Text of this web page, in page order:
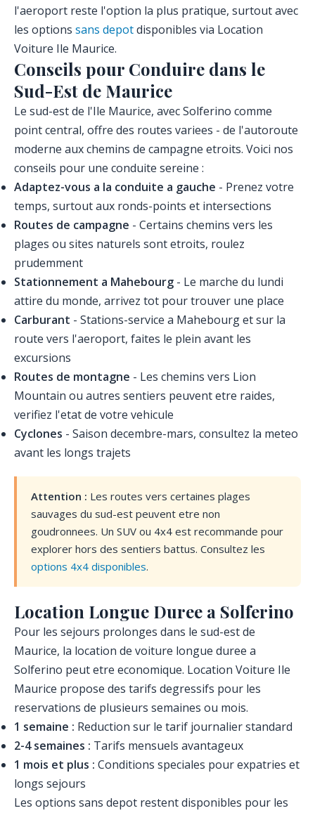
l'aeroport reste l'option la plus pratique, surtout avec
les options sans depotdisponibles via Location
Voiture Ile Maurice.
Conseils pour Conduire dans le
Sud-Est de Maurice
Le sud-est de l'Ile Maurice, avec Solferino comme
point central, offre des routes variees - de l'autoroute
moderne aux chemins de campagne etroits. Voici nos
conseils pour une conduite sereine :
Adaptez-vous a la conduite a gauche - Prenez votre
temps, surtout aux ronds-points et intersections
Routes de campagne - Certains chemins vers les
plages ou sites naturels sont etroits, roulez
prudemment
Stationnement a Mahebourg - Le marche du lundi
attire du monde, arrivez tot pour trouver une place
Carburant - Stations-service a Mahebourg et sur la
route vers l'aeroport, faites le plein avant les
excursions
Routes de montagne - Les chemins vers Lion
Mountain ou autres sentiers peuvent etre raides,
verifiez l'etat de votre vehicule
Cyclones - Saison decembre-mars, consultez la meteo
avant les longs trajets
Attention : Les routes vers certaines plages
sauvages du sud-est peuvent etre non
goudronnees. Un SUV ou 4x4 est recommande pour
explorer hors des sentiers battus. Consultez les
options 4x4 disponibles.
Location Longue Duree a Solferino
Pour les sejours prolonges dans le sud-est de
Maurice, la location de voiture longue duree a
Solferino peut etre economique. Location Voiture Ile
Maurice propose des tarifs degressifs pour les
reservations de plusieurs semaines ou mois.
1 semaine : Reduction sur le tarif journalier standard
2-4 semaines : Tarifs mensuels avantageux
1 mois et plus : Conditions speciales pour expatries et
longs sejours
Les options sans depot restent disponibles pour les